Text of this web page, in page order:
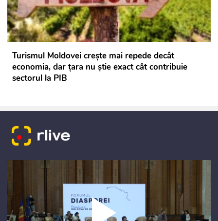
Turismul Moldovei crește mai repede decât
economia, dar țara nu știe exact cât contribuie
sectorul la PIB